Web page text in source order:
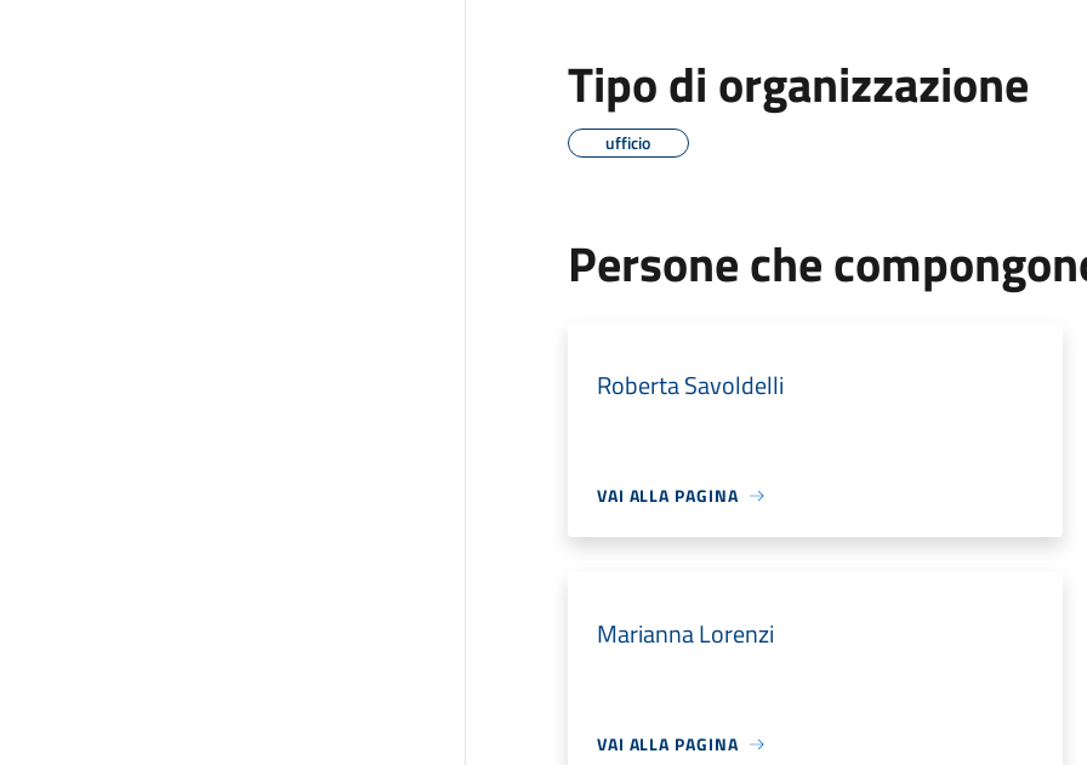
Tipo di organizzazione
ufficio
Persone che
Roberta Savoldelli
VAI ALLA PAGINA
Marianna Lorenzi
VAI ALLA PAGINA